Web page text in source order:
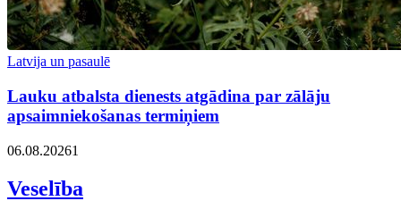
Latvija un pasaulē
Lauku atbalsta dienests atgādina par zālāju
apsaimniekošanas termiņiem
06.08.20261
Veselība